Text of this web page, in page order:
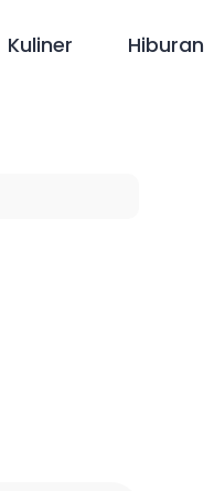
Kuliner Hiburan